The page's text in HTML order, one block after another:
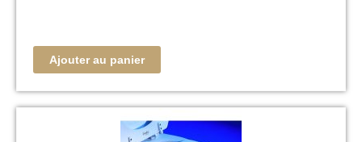
Ajouter au panier